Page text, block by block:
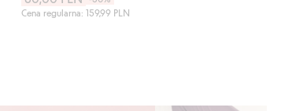
Cena regularna: 159,99 PLN